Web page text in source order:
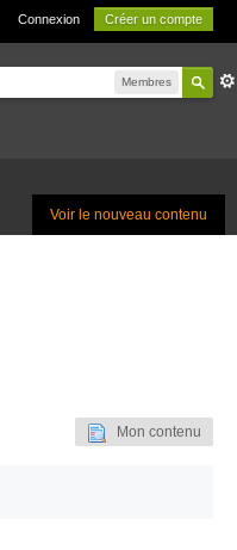
Connexion Créer un compte
Membres
Voir le nouveau contenu
Mon contenu